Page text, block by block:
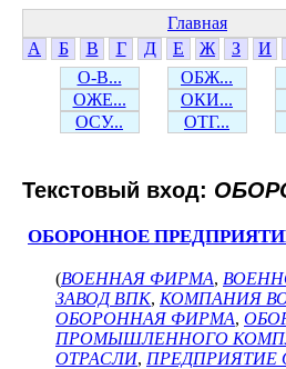
Главная
А
Б В Г Д Е Ж З И
О-В...
ОБЖ...
ОЖЕ...
ОКИ...
ОСУ...
ОТГ...
Текстовый вход:
ОБОРОННОЕ
(ВОЕННАЯ ФИРМА,
ЗАВОД ВПК, КОМПАНИЯ
ОБОРОННАЯ ФИРМА,
ПРОМЫШЛЕННОГО
ОТРАСЛИ,